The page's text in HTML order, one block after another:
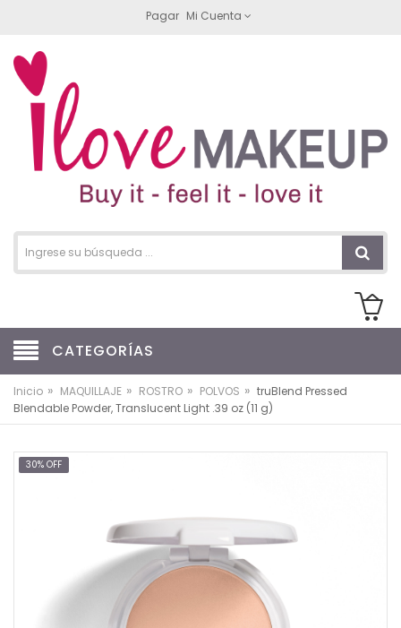
Pagar Mi Cuenta
CATEGORÍAS
Inicio » MAQUILLAJE » ROSTRO » POLVOS » truBlend Pressed
Blendable Powder, Translucent Light .39 oz (11 g)
30% OFF